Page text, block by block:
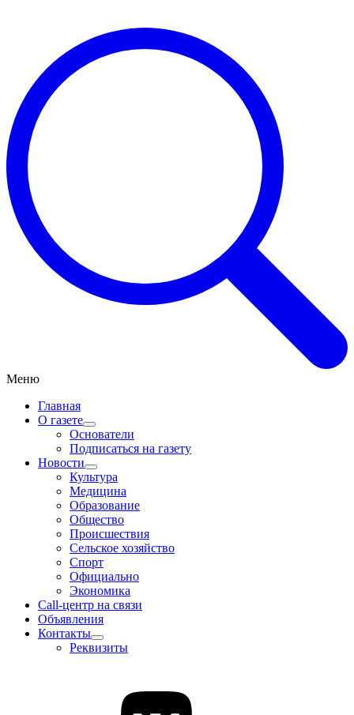
Меню
Главная
О газете
Основатели
Подписаться на газету
Новости
Культура
Медицина
Образование
Общество
Происшествия
Сельское хозяйство
Спорт
Официально
Экономика
Call-центр на связи
Объявления
Контакты
Реквизиты